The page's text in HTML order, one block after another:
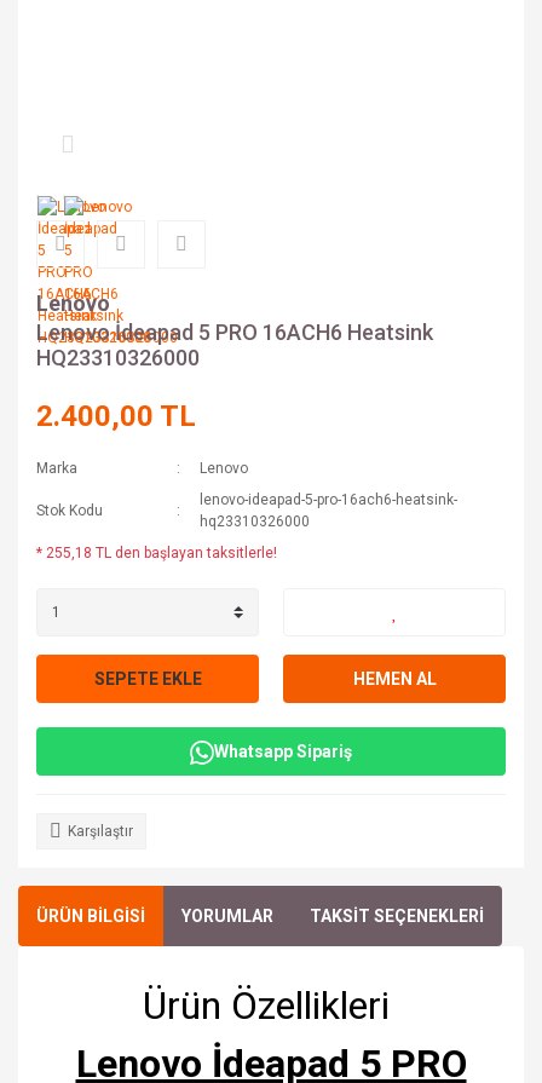
Lenovo
Lenovo İdeapad 5 PRO 16ACH6 Heatsink
HQ23310326000
2.400,00 TL
Marka Lenovo
Stok Kodu
lenovo-ideapad-5-pro-16ach6-heatsink-
hq23310326000
* 255,18 TL den başlayan taksitlerle!
SEPETE EKLE HEMEN AL
Whatsapp Sipariş
Karşılaştır
ÜRÜN BİLGİSİ YORUMLAR TAKSİT SEÇENEKLERİ
Ürün Özellikleri
Lenovo İdeapad 5 PRO